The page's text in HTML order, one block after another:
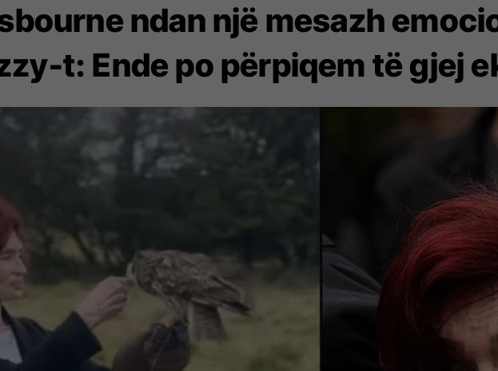
ndan një mesazh
t: Ende po përpiqem të gjej